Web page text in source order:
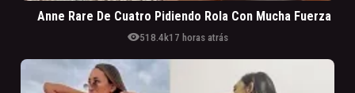
Anne Rare De Cuatro Pidiendo Rola Con Mucha Fuerza
visibility518.4k17 horas atrás